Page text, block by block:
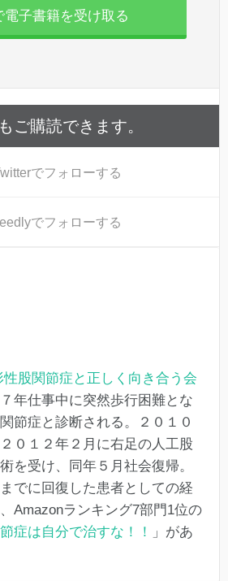
電子書籍を受け取る
ご購読できます。
でフォローする
でフォローする
性股関節症と正しく向き合う会
年仕事中に突然歩行困難とな
節症と診断される。２０１０
０１２年２月に右足の人工股
を受け、同年５月社会復帰。
でに回復した患者としての経
Amazonランキング7部門1位の
症は自分で治すな！！
」があ